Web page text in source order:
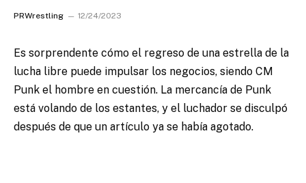
PRWrestling 12/24/2023
Es sorprendente cómo el regreso de una estrella de la
lucha libre puede impulsar los negocios, siendo CM
Punk el hombre en cuestión. La mercancía de Punk
está volando de los estantes, y el luchador se disculpó
después de que un artículo ya se había agotado.